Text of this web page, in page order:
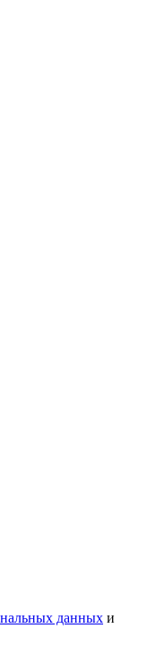
7 лет
данных и